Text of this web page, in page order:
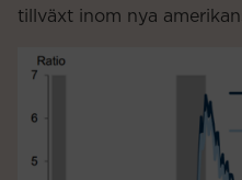
tillväxt inom nya